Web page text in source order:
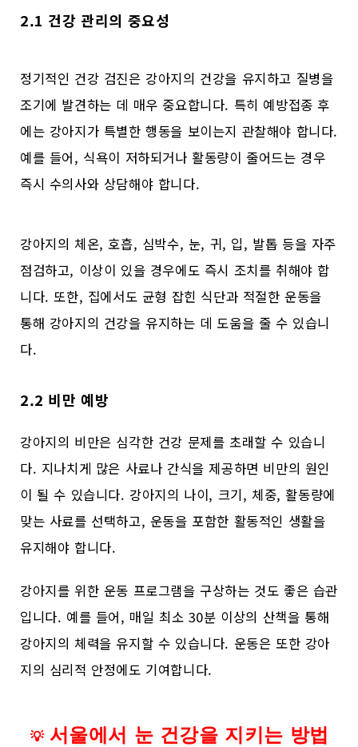
2.1 건강 관리의 중요성
정기적인 건강 검진은 강아지의 건강을 유지하고 질병을
조기에 발견하는 데 매우 중요합니다. 특히 예방접종 후
에는 강아지가 특별한 행동을 보이는지 관찰해야 합니다.
예를 들어, 식욕이 저하되거나 활동량이 줄어드는 경우
즉시 수의사와 상담해야 합니다.
강아지의 체온, 호흡, 심박수, 눈, 귀, 입, 발톱 등을 자주
점검하고, 이상이 있을 경우에도 즉시 조치를 취해야 합
니다. 또한, 집에서도 균형 잡힌 식단과 적절한 운동을
통해 강아지의 건강을 유지하는 데 도움을 줄 수 있습니
다.
2.2 비만 예방
강아지의 비만은 심각한 건강 문제를 초래할 수 있습니
다. 지나치게 많은 사료나 간식을 제공하면 비만의 원인
이 될 수 있습니다. 강아지의 나이, 크기, 체중, 활동량에
맞는 사료를 선택하고, 운동을 포함한 활동적인 생활을
유지해야 합니다.
강아지를 위한 운동 프로그램을 구상하는 것도 좋은 습관
입니다. 예를 들어, 매일 최소 30분 이상의 산책을 통해
강아지의 체력을 유지할 수 있습니다. 운동은 또한 강아
지의 심리적 안정에도 기여합니다.
💡 서울에서 눈 건강을 지키는 방법